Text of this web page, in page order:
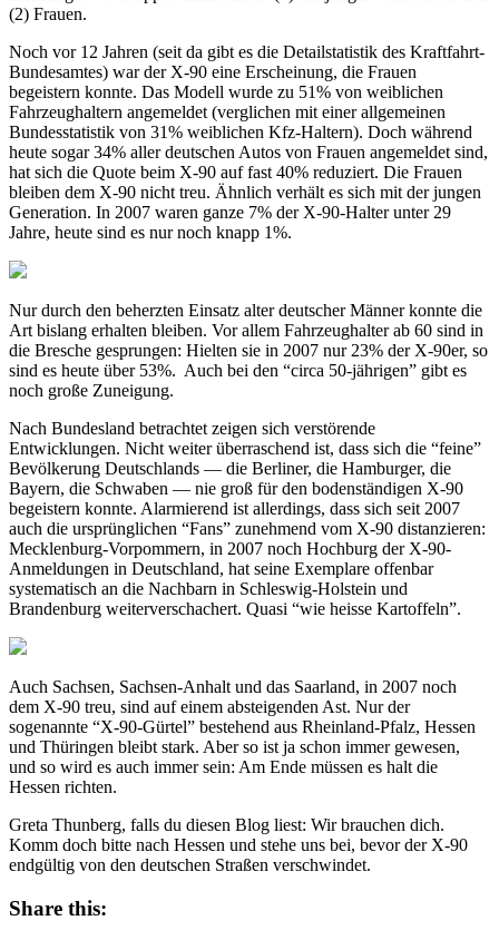
(2) Frauen.
Noch vor 12 Jahren (seit da gibt es die Detailstatistik des Kraftfahrt-
Bundesamtes) war der X-90 eine Erscheinung, die Frauen
begeistern konnte. Das Modell wurde zu 51% von weiblichen
Fahrzeughaltern angemeldet (verglichen mit einer allgemeinen
Bundesstatistik von 31% weiblichen Kfz-Haltern). Doch während
heute sogar 34% aller deutschen Autos von Frauen angemeldet sind,
hat sich die Quote beim X-90 auf fast 40% reduziert. Die Frauen
bleiben dem X-90 nicht treu. Ähnlich verhält es sich mit der jungen
Generation. In 2007 waren ganze 7% der X-90-Halter unter 29
Jahre, heute sind es nur noch knapp 1%.
Nur durch den beherzten Einsatz alter deutscher Männer konnte die
Art bislang erhalten bleiben. Vor allem Fahrzeughalter ab 60 sind in
die Bresche gesprungen: Hielten sie in 2007 nur 23% der X-90er, so
sind es heute über 53%. Auch bei den “circa 50-jährigen” gibt es
noch große Zuneigung.
Nach Bundesland betrachtet zeigen sich verstörende
Entwicklungen. Nicht weiter überraschend ist, dass sich die “feine”
Bevölkerung Deutschlands — die Berliner, die Hamburger, die
Bayern, die Schwaben — nie groß für den bodenständigen X-90
begeistern konnte. Alarmierend ist allerdings, dass sich seit 2007
auch die ursprünglichen “Fans” zunehmend vom X-90 distanzieren:
Mecklenburg-Vorpommern, in 2007 noch Hochburg der X-90-
Anmeldungen in Deutschland, hat seine Exemplare offenbar
systematisch an die Nachbarn in Schleswig-Holstein und
Brandenburg weiterverschachert. Quasi “wie heisse Kartoffeln”.
Auch Sachsen, Sachsen-Anhalt und das Saarland, in 2007 noch
dem X-90 treu, sind auf einem absteigenden Ast. Nur der
sogenannte “X-90-Gürtel” bestehend aus Rheinland-Pfalz, Hessen
und Thüringen bleibt stark. Aber so ist ja schon immer gewesen,
und so wird es auch immer sein: Am Ende müssen es halt die
Hessen richten.
Greta Thunberg, falls du diesen Blog liest: Wir brauchen dich.
Komm doch bitte nach Hessen und stehe uns bei, bevor der X-90
endgültig von den deutschen Straßen verschwindet.
Share this: